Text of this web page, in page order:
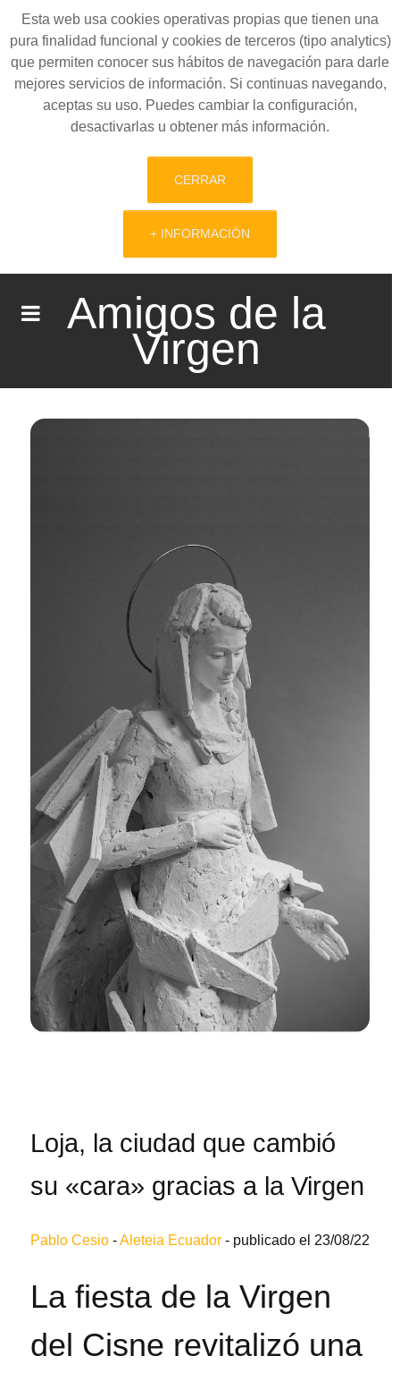
Esta web usa cookies operativas propias que tienen una
pura finalidad funcional y cookies de terceros (tipo analytics)
que permiten conocer sus hábitos de navegación para darle
mejores servicios de información. Si continuas navegando,
aceptas su uso. Puedes cambiar la configuración,
desactivarlas u obtener más información.
CERRAR
+ INFORMACIÓN
Amigos de la
Virgen
Loja, la ciudad que cambió
su «cara» gracias a la Virgen
Pablo Cesio -Aleteia Ecuador - publicado el 23/08/22
La fiesta de la Virgen
del Cisne revitalizó una